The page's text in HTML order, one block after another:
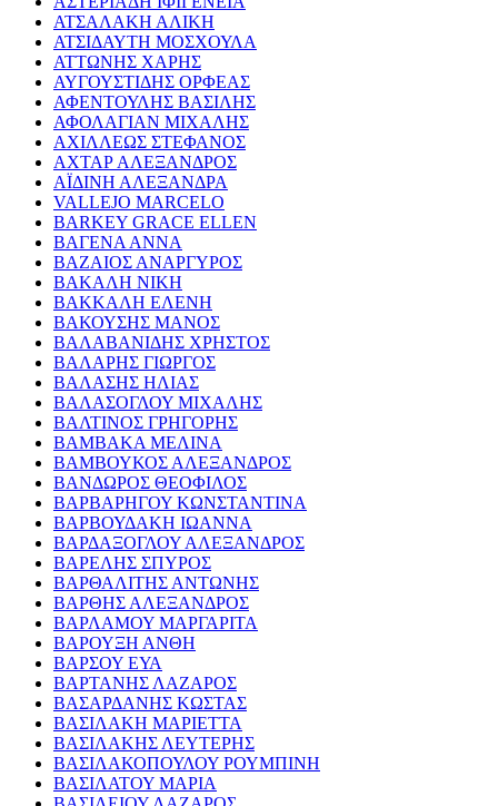
ΑΤΣΑΛΑΚΗ ΑΛΙΚΗ
ΑΤΣΙΔΑΥΤΗ ΜΟΣΧΟΥΛΑ
ΑΤΤΩΝΗΣ ΧΑΡΗΣ
ΑΥΓΟΥΣΤΙΔΗΣ ΟΡΦΕΑΣ
ΑΦΕΝΤΟΥΛΗΣ ΒΑΣΙΛΗΣ
ΑΦΟΛΑΓΙΑΝ ΜΙΧΑΛΗΣ
ΑΧΙΛΛΕΩΣ ΣΤΕΦΑΝΟΣ
ΑΧΤΑΡ ΑΛΕΞΑΝΔΡΟΣ
ΑΪΔΙΝΗ ΑΛΕΞΑΝΔΡΑ
VALLEJO MARCELO
BARKEY GRACE ELLEN
ΒΑΓΕΝΑ ΑΝΝΑ
ΒΑΖΑΙΟΣ ΑΝΑΡΓΥΡΟΣ
ΒΑΚΑΛΗ ΝΙΚΗ
ΒΑΚΚΑΛΗ ΕΛΕΝΗ
ΒΑΚΟΥΣΗΣ ΜΑΝΟΣ
ΒΑΛΑΒΑΝΙΔΗΣ ΧΡΗΣΤΟΣ
ΒΑΛΑΡΗΣ ΓΙΩΡΓΟΣ
ΒΑΛΑΣΗΣ ΗΛΙΑΣ
ΒΑΛΑΣΟΓΛΟΥ ΜΙΧΑΛΗΣ
ΒΑΛΤΙΝΟΣ ΓΡΗΓΟΡΗΣ
ΒΑΜΒΑΚΑ ΜΕΛΙΝΑ
ΒΑΜΒΟΥΚΟΣ ΑΛΕΞΑΝΔΡΟΣ
ΒΑΝΔΩΡΟΣ ΘΕΟΦΙΛΟΣ
ΒΑΡΒΑΡΗΓΟΥ ΚΩΝΣΤΑΝΤΙΝΑ
ΒΑΡΒΟΥΔΑΚΗ ΙΩΑΝΝΑ
ΒΑΡΔΑΞΟΓΛΟΥ ΑΛΕΞΑΝΔΡΟΣ
ΒΑΡΕΛΗΣ ΣΠΥΡΟΣ
ΒΑΡΘΑΛΙΤΗΣ ΑΝΤΩΝΗΣ
ΒΑΡΘΗΣ ΑΛΕΞΑΝΔΡΟΣ
ΒΑΡΛΑΜΟΥ ΜΑΡΓΑΡΙΤΑ
ΒΑΡΟΥΞΗ ΑΝΘΗ
ΒΑΡΣΟΥ ΕΥΑ
ΒΑΡΤΑΝΗΣ ΛΑΖΑΡΟΣ
ΒΑΣΑΡΔΑΝΗΣ ΚΩΣΤΑΣ
ΒΑΣΙΛΑΚΗ ΜΑΡΙΕΤΤΑ
ΒΑΣΙΛΑΚΗΣ ΛΕΥΤΕΡΗΣ
ΒΑΣΙΛΑΚΟΠΟΥΛΟΥ ΡΟΥΜΠΙΝΗ
ΒΑΣΙΛΑΤΟΥ ΜΑΡΙΑ